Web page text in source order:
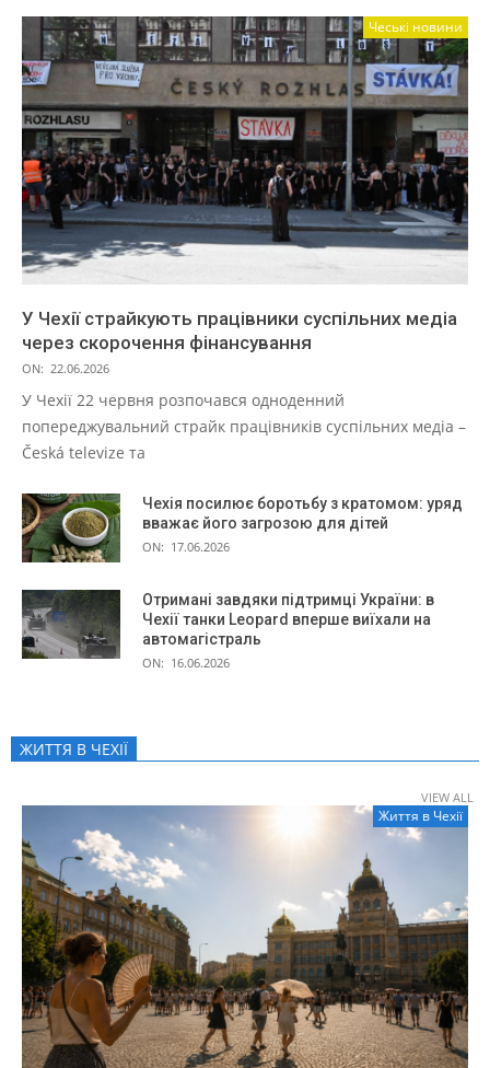
Чеські новини
У Чехії страйкують працівники суспільних медіа
через скорочення фінансування
ON: 22.06.2026
У Чехії 22 червня розпочався одноденний
попереджувальний страйк працівників суспільних медіа –
Česká televize та
Чехія посилює боротьбу з кратомом: уряд
вважає його загрозою для дітей
ON: 17.06.2026
Отримані завдяки підтримці України: в
Чехії танки Leopard вперше виїхали на
автомагістраль
ON: 16.06.2026
ЖИТТЯ В ЧЕXІЇ
VIEW ALL
Життя в Чеxії